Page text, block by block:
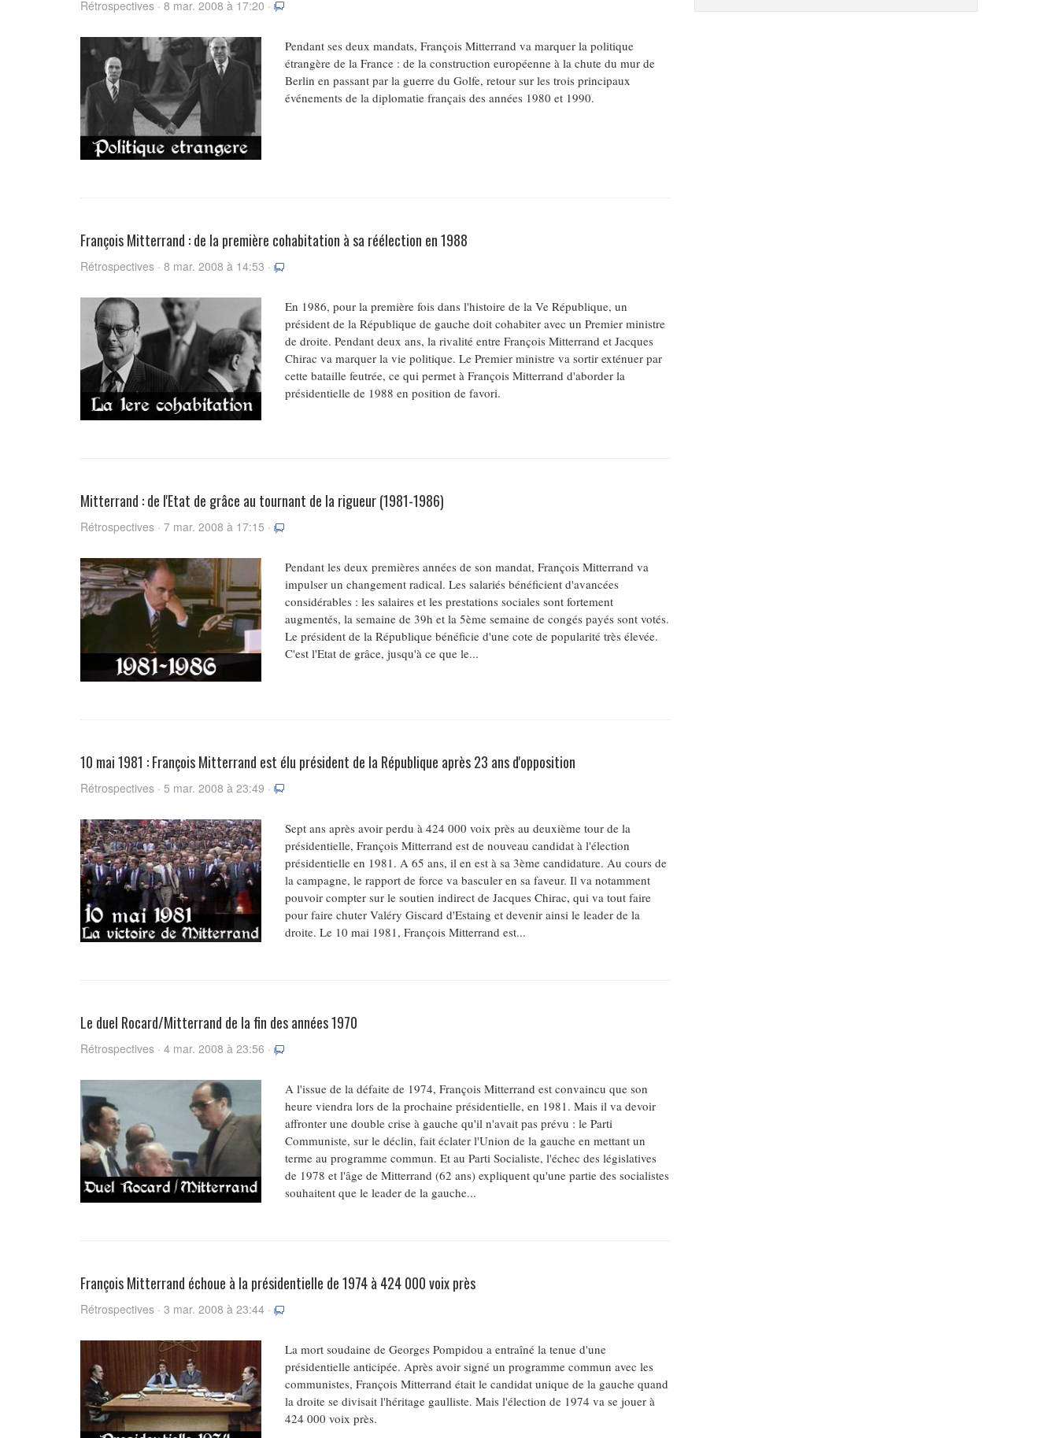
Rétrospectives · 8 mar. 2008 à 17:20 ·
Pendant ses deux mandats, François Mitterrand va marquer la politique
étrangère de la France : de la construction européenne à la chute du mur de
Berlin en passant par la guerre du Golfe, retour sur les trois principaux
événements de la diplomatie français des années 1980 et 1990.
François Mitterrand : de la première cohabitation à sa réélection en 1988
Rétrospectives · 8 mar. 2008 à 14:53 ·
En 1986, pour la première fois dans l'histoire de la Ve République, un
président de la République de gauche doit cohabiter avec un Premier ministre
de droite. Pendant deux ans, la rivalité entre François Mitterrand et Jacques
Chirac va marquer la vie politique. Le Premier ministre va sortir exténuer par
cette bataille feutrée, ce qui permet à François Mitterrand d'aborder la
présidentielle de 1988 en position de favori.
Mitterrand : de l'Etat de grâce au tournant de la rigueur (1981-1986)
Rétrospectives · 7 mar. 2008 à 17:15 ·
Pendant les deux premières années de son mandat, François Mitterrand va
impulser un changement radical. Les salariés bénéficient d'avancées
considérables : les salaires et les prestations sociales sont fortement
augmentés, la semaine de 39h et la 5ème semaine de congés payés sont votés.
Le président de la République bénéficie d'une cote de popularité très élevée.
C'est l'Etat de grâce, jusqu'à ce que le...
10 mai 1981 : François Mitterrand est élu président de la République après 23 ans d'opposition
Rétrospectives · 5 mar. 2008 à 23:49 ·
Sept ans après avoir perdu à 424 000 voix près au deuxième tour de la
présidentielle, François Mitterrand est de nouveau candidat à l'élection
présidentielle en 1981. A 65 ans, il en est à sa 3ème candidature. Au cours de
la campagne, le rapport de force va basculer en sa faveur. Il va notamment
pouvoir compter sur le soutien indirect de Jacques Chirac, qui va tout faire
pour faire chuter Valéry Giscard d'Estaing et devenir ainsi le leader de la
droite. Le 10 mai 1981, François Mitterrand est...
Le duel Rocard/Mitterrand de la fin des années 1970
Rétrospectives · 4 mar. 2008 à 23:56 ·
A l'issue de la défaite de 1974, François Mitterrand est convaincu que son
heure viendra lors de la prochaine présidentielle, en 1981. Mais il va devoir
affronter une double crise à gauche qu'il n'avait pas prévu : le Parti
Communiste, sur le déclin, fait éclater l'Union de la gauche en mettant un
terme au programme commun. Et au Parti Socialiste, l'échec des législatives
de 1978 et l'âge de Mitterrand (62 ans) expliquent qu'une partie des socialistes
souhaitent que le leader de la gauche...
François Mitterrand échoue à la présidentielle de 1974 à 424 000 voix près
Rétrospectives · 3 mar. 2008 à 23:44 ·
La mort soudaine de Georges Pompidou a entraîné la tenue d'une
présidentielle anticipée. Après avoir signé un programme commun avec les
communistes, François Mitterrand était le candidat unique de la gauche quand
la droite se divisait l'héritage gaulliste. Mais l'élection de 1974 va se jouer à
424 000 voix près.